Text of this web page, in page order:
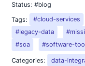
Status: #blog
Tags:
#cloud-services
#legacy-data
#soa
#software-
Categories: data-